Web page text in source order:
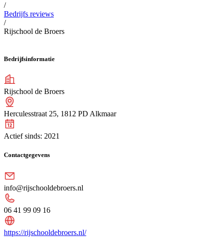
/
Bedrijfs reviews
/
Rijschool de Broers
Bedrijfsinformatie
Rijschool de Broers
Herculesstraat 25, 1812 PD Alkmaar
Actief sinds: 2021
Contactgegevens
info@rijschooldebroers.nl
06 41 99 09 16
https://rijschooldebroers.nl/